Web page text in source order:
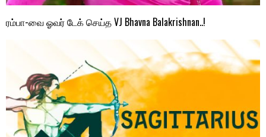
ரம்பா-வை ஓவர் டேக் செய்த VJ Bhavna Balakrishnan..!